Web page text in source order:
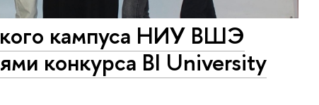
кампуса НИУ ВШЭ
конкурса BI University